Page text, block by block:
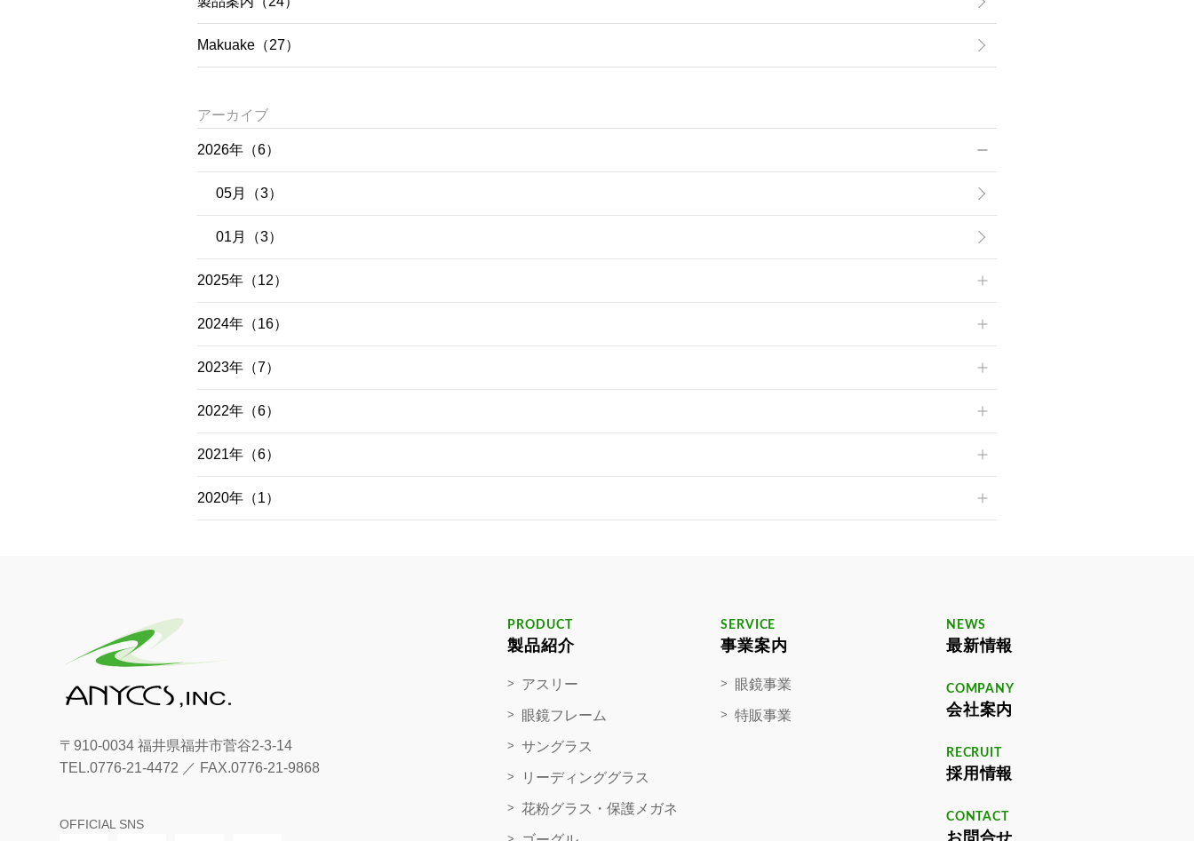
Makuake（27）
アーカイブ
2026年（6）
05月（3）
01月（3）
2025年（12）
2024年（16）
2023年（7）
2022年（6）
2021年（6）
2020年（1）
PRODUCT
製品紹介
アスリー
眼鏡フレーム
サングラス
リーディンググラス
花粉グラス・保護メガネ
SERVICE
事業案内
眼鏡事業
特販事業
NEWS
最新情報
COMPANY
会社案内
RECRUIT
採用情報
CONTACT
お問合せ
〒910-0034福井県福井市菅谷2-3-14
TEL.0776-21-4472 ／ FAX.0776-21-9868
OFFICIAL SNS